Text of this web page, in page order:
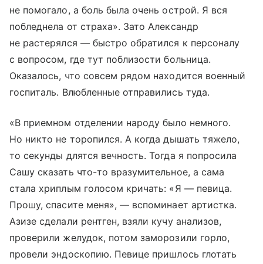
не помогало, а боль была очень острой. Я вся
побледнела от страха». Зато Александр
не растерялся — быстро обратился к персоналу
с вопросом, где тут поблизости больница.
Оказалось, что совсем рядом находится военный
госпиталь. Влюбленные отправились туда.
«В приемном отделении народу было немного.
Но никто не торопился. А когда дышать тяжело,
то секунды длятся вечность. Тогда я попросила
Сашу сказать что-то вразумительное, а сама
стала хриплым голосом кричать: «Я — певица.
Прошу, спасите меня», — вспоминает артистка.
Азизе сделали рентген, взяли кучу анализов,
проверили желудок, потом заморозили горло,
провели эндоскопию. Певице пришлось глотать